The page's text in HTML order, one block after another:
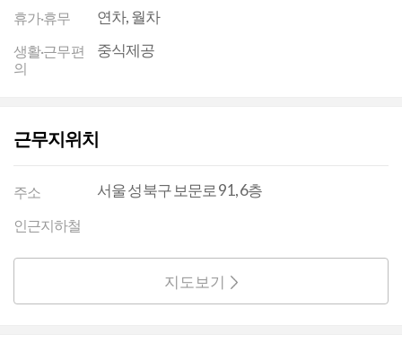
휴가·휴무 연차, 월차
생활·근무편
의
중식제공
근무지위치
주소 서울 성북구 보문로 91, 6층
인근지하철
지도보기